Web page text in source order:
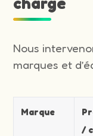
Nous
marques et
Marque
/